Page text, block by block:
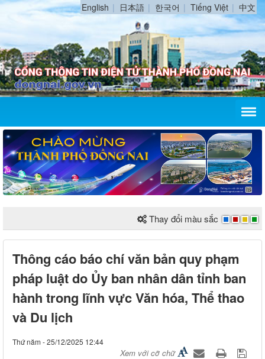
English 日本語 한국어 Tiếng Việt 中文
Thay đổi màu sắc
Thông cáo báo chí văn bản quy phạm
pháp luật do Ủy ban nhân dân tỉnh ban
hành trong lĩnh vực Văn hóa, Thể thao
và Du lịch
Thứ năm - 25/12/2025 12:44
Xem với cỡ chữ